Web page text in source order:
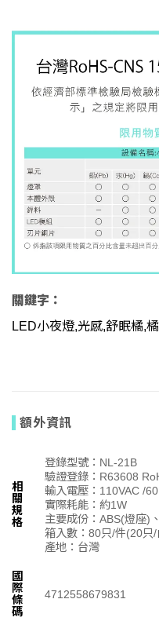
關鍵字：
LED小夜燈,光感,舒眠橘,
額外資訊
相
關
規
格
登錄型號：NL-21B
驗證登錄：R63608
輸入電壓：110VAC /
實際耗能：約1W
主要成份：ABS(燈座)
箱入數：80只/件(20只/
產地：台灣
國
際
條
碼
4712558679831